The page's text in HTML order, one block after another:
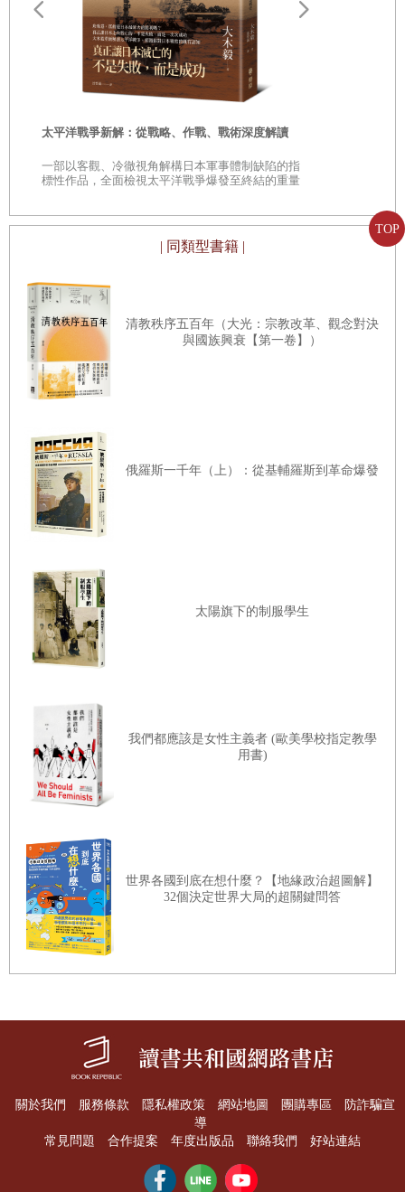
TOP
二、意義貯槽的積累與符號消費
三、文化品味與空間展演
外生因型文化轉譯的東亞百貨公司
戰時體制下的百貨公司
外生因與購買力不足的結果：折扣戰與遊樂化
白領階級的興起與新路線的百貨公司：邁向符號消費
附表一
參考文獻
太平洋戰爭新解：從戰略、作戰、戰術深度解讀
一部以客觀、冷徹視角解構日本軍事體制缺陷的指
標性作品，全面檢視太平洋戰爭爆發至終結的重量
| 同類型書籍 |
清教秩序五百年（大光：宗教改革、觀念對決
與國族興衰【第一卷】）
俄羅斯一千年（上）：從基輔羅斯到革命爆發
太陽旗下的制服學生
我們都應該是女性主義者 (歐美學校指定教學
用書)
世界各國到底在想什麼？【地緣政治超圖解】
32個決定世界大局的超關鍵問答
關於我們 服務條款 隱私權政策 網站地圖 團購專區
防詐騙宣
導
常見問題
合作提案 年度出版品 聯絡我們 好站連結